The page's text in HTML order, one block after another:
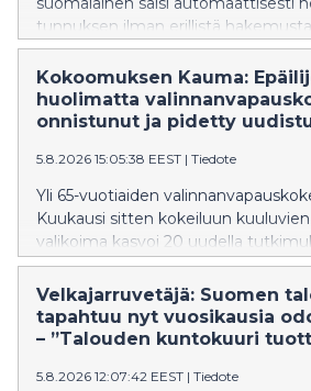
tunnuksen ilman erillistä hakemusta.
Kokoomuksen Kauma:
huolimatta
onnistunut ja pidetty
5.8.2026 15:05:38 EEST | Tiedote
Yli 65-vuotiaiden
Kuukausi sitten kokeiluun
valikoima kasvoi 20 uudella
2027 alusta kokeiluun on tulossa
Tavoitteena on nopeuttaa hoitoon
hoidon jatkuvuutta ja vastata
ikääntyneiden tarpeisiin.
mahdollisuuden hakeutua
Velkajarruvetäjä: Suomen
tapahtuu nyt vuosikausia
– ”Talouden kuntokuuri
5.8.2026 12:07:42 EEST | Tiedote